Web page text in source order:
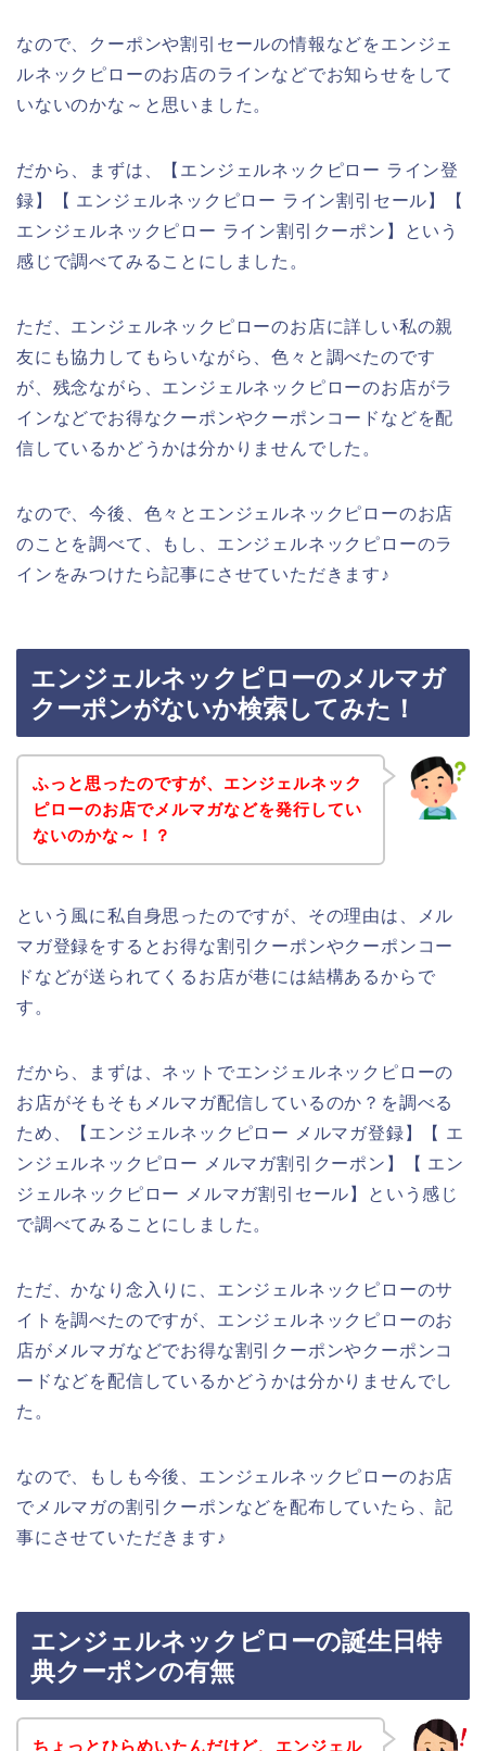
なので、クーポンや割引セールの情報などをエンジェ
ルネックピローのお店のラインなどでお知らせをして
いないのかな～と思いました。
だから、まずは、【エンジェルネックピロー ライン登
録】【 エンジェルネックピロー ライン割引セール】【
エンジェルネックピロー ライン割引クーポン】という
感じで調べてみることにしました。
ただ、エンジェルネックピローのお店に詳しい私の親
友にも協力してもらいながら、色々と調べたのです
が、残念ながら、エンジェルネックピローのお店がラ
インなどでお得なクーポンやクーポンコードなどを配
信しているかどうかは分かりませんでした。
なので、今後、色々とエンジェルネックピローのお店
のことを調べて、もし、エンジェルネックピローのラ
インをみつけたら記事にさせていただきます♪
エンジェルネックピローのメルマガ
クーポンがないか検索してみた！
ふっと思ったのですが、エンジェルネック
ピローのお店でメルマガなどを発行してい
ないのかな～！？
という風に私自身思ったのですが、その理由は、メル
マガ登録をするとお得な割引クーポンやクーポンコー
ドなどが送られてくるお店が巷には結構あるからで
す。
だから、まずは、ネットでエンジェルネックピローの
お店がそもそもメルマガ配信しているのか？を調べる
ため、【エンジェルネックピロー メルマガ登録】【 エ
ンジェルネックピロー メルマガ割引クーポン】【 エン
ジェルネックピロー メルマガ割引セール】という感じ
で調べてみることにしました。
ただ、かなり念入りに、エンジェルネックピローのサ
イトを調べたのですが、エンジェルネックピローのお
店がメルマガなどでお得な割引クーポンやクーポンコ
ードなどを配信しているかどうかは分かりませんでし
た。
なので、もしも今後、エンジェルネックピローのお店
でメルマガの割引クーポンなどを配布していたら、記
事にさせていただきます♪
エンジェルネックピローの誕生日特
典クーポンの有無
ちょっとひらめいたんだけど、エンジェル